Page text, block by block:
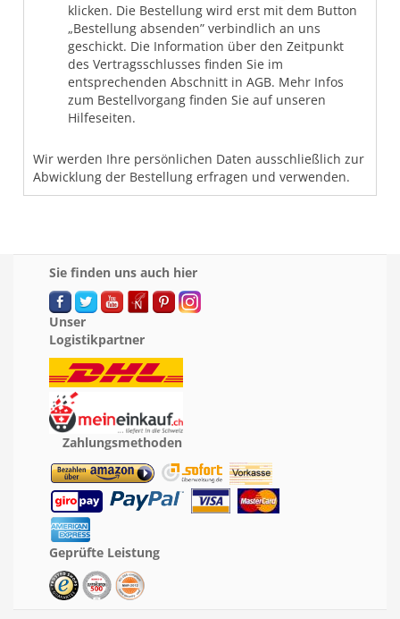
klicken. Die Bestellung wird erst mit dem Button
„Bestellung absenden” verbindlich an uns
geschickt. Die Information über den Zeitpunkt
des Vertragsschlusses finden Sie im
entsprechenden Abschnitt in AGB. Mehr Infos
zum Bestellvorgang finden Sie auf unseren
Hilfeseiten.
Wir werden Ihre persönlichen Daten ausschließlich zur
Abwicklung der Bestellung erfragen und verwenden.
Sie finden uns auch hier
Unser
Logistikpartner
Zahlungsmethoden
Geprüfte Leistung